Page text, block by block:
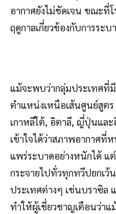
อากาศยังไม่ชัดเจน ขณะที่โ
ฤดูกาลเกี่ยวข้องกับการระบ
แม้จะพบว่ากลุ่มประเทศที่
ตำแหน่งเหนือเส้นศูนย์สูต
เกาหลีใต้, อิตาลี, ญี่ปุ่นแล
เข้าใจได้ว่าสภาพอากาศที่
แพร่ระบาดอย่างหนักได้ แ
กระจายไปทั่วทุกทวีปยกเว้
ประเทศต่างๆ เช่นบราซิล
ทำให้ผู้เชี่ยวชาญเตือนว่าแ